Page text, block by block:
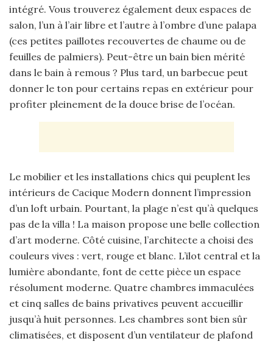
intégré. Vous trouverez également deux espaces de
salon, l’un à l’air libre et l’autre à l’ombre d’une palapa
(ces petites paillotes recouvertes de chaume ou de
feuilles de palmiers). Peut-être un bain bien mérité
dans le bain à remous ? Plus tard, un barbecue peut
donner le ton pour certains repas en extérieur pour
profiter pleinement de la douce brise de l’océan.
Le mobilier et les installations chics qui peuplent les
intérieurs de Cacique Modern donnent l’impression
d’un loft urbain. Pourtant, la plage n’est qu’à quelques
pas de la villa ! La maison propose une belle collection
d’art moderne. Côté cuisine, l’architecte a choisi des
couleurs vives : vert, rouge et blanc. L’ilot central et la
lumière abondante, font de cette pièce un espace
résolument moderne. Quatre chambres immaculées
et cinq salles de bains privatives peuvent accueillir
jusqu’à huit personnes. Les chambres sont bien sûr
climatisées, et disposent d’un ventilateur de plafond